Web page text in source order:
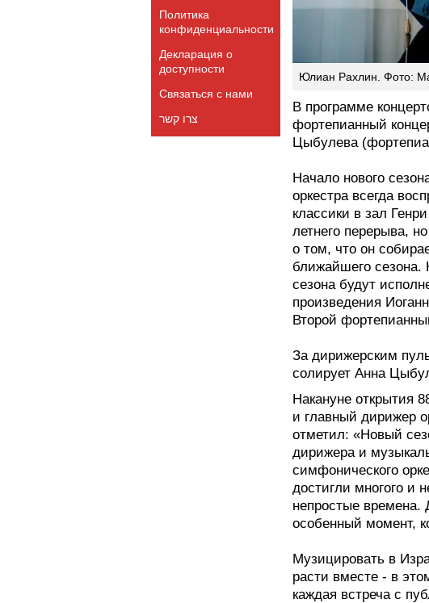
Политика
конфиденциальности
Декларация о
доступности
Связаться с нами
צרו קשר
Юлиан Рахлин. Фото:
В программе
фортепианный
Цыбулева
Начало нового
оркестра всегда
классики в зал
летнего перерыва,
о том, что он
ближайшего сезона.
сезона будут
произведения
Второй
За дирижерским
солирует Анна
Накануне открытия
и главный дирижер
отметил: «Новый
дирижера и
симфонического
достигли многого и
непростые времена.
особенный момент,
Музицировать в
расти вместе - в
каждая встреча с